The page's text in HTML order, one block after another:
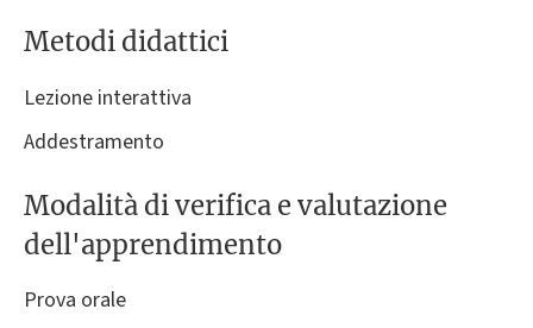
Metodi didattici
Lezione interattiva
Addestramento
Modalità di verifica e valutazione
dell'apprendimento
Prova orale